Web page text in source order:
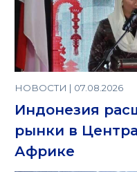
НОВОСТИ | 07.08.2026
Индонезия
рынки в
Африке